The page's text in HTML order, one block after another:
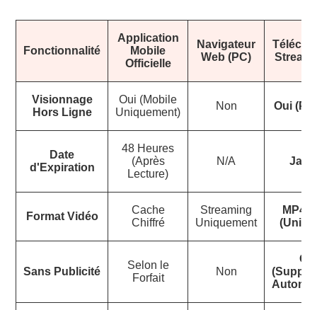
Fonctionnalité
Application
Mobile
Officielle
Navigateur
Web (PC)
Visionnage
Hors Ligne
Oui (Mobile
Uniquement)
Non Oui
Date
d'Expiration
48 Heures
(Après
Lecture)
N/A
Format Vidéo
Cache
Chiffré
Streaming
Uniquement
MP4/
Sans Publicité
Selon le
Forfait
Non
Oui